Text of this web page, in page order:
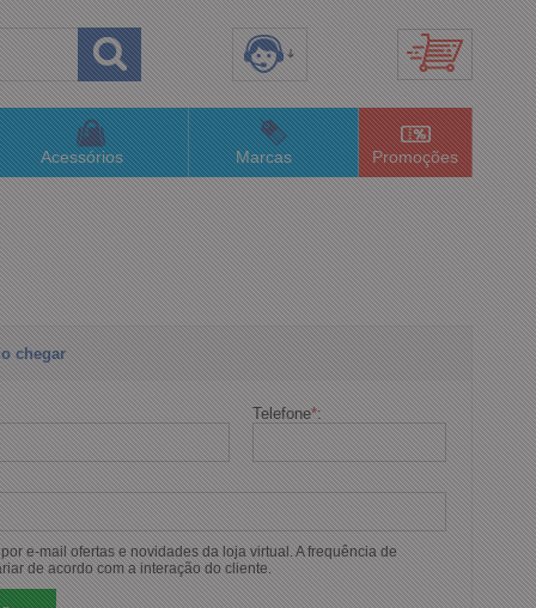
3658-4820
(48)996063435
Online
Acessórios Marcas Promoções
chegar
Telefone*:
e-mail ofertas e novidades da loja virtual. A frequência de
de acordo com a interação do cliente.